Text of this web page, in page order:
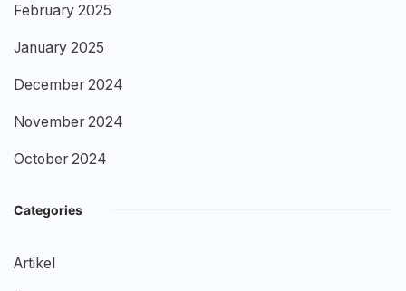
February 2025
January 2025
December 2024
November 2024
October 2024
Categories
Artikel